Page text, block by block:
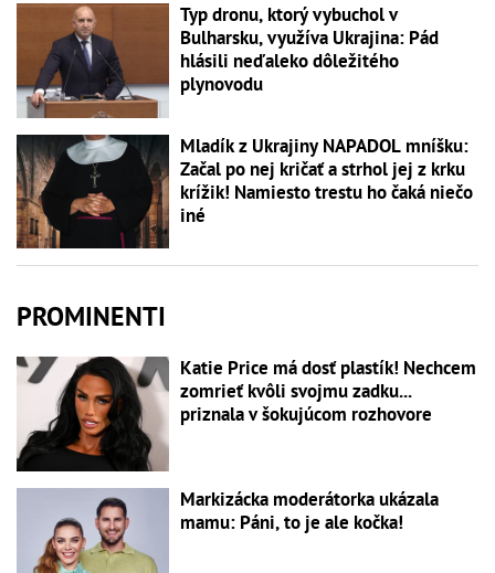
Typ dronu, ktorý vybuchol v
Bulharsku, využíva Ukrajina: Pád
hlásili neďaleko dôležitého
plynovodu
Mladík z Ukrajiny NAPADOL mníšku:
Začal po nej kričať a strhol jej z krku
krížik! Namiesto trestu ho čaká niečo
iné
PROMINENTI
Katie Price má dosť plastík! Nechcem
zomrieť kvôli svojmu zadku...
priznala v šokujúcom rozhovore
Markizácka moderátorka ukázala
mamu: Páni, to je ale kočka!